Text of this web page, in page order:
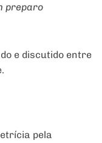
preparo
e discutido entre
pela